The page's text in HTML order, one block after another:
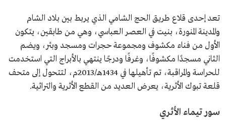
تعد إحدى قلاع طريق الحج الشامي الذي يربط بين بلاد الشام
والمدينة المنورة، بنيت في العصر العباسي، وهي من طابقين، يتكون
الأول من فناء مكشوف ومجموعة حجرات ومسجد وبئر، ويضم
الثاني مسجدًا مكشوفًا، وغرفًا ودرجًا ينتهي بالأبراج التي استخدمت
للحراسة والمراقبة، تم تأهيلها في 1434هـ/2013م، لتتحول إلى متحف
قلعة تبوك الأثرية، يعرض العديد من القطع الأثرية والتراثية.
سور تيماء الأثري